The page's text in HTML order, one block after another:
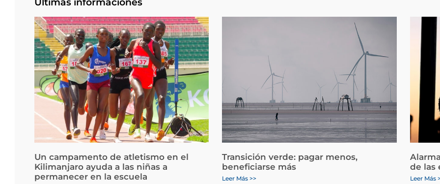
Últimas informaciones
Un campamento de atletismo en el
Kilimanjaro ayuda a las niñas a
permanecer en la escuela
Transición verde: pagar menos,
beneficiarse más
Leer Más >>
de las
Leer Más